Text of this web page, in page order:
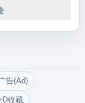
告(Ad)
收藏